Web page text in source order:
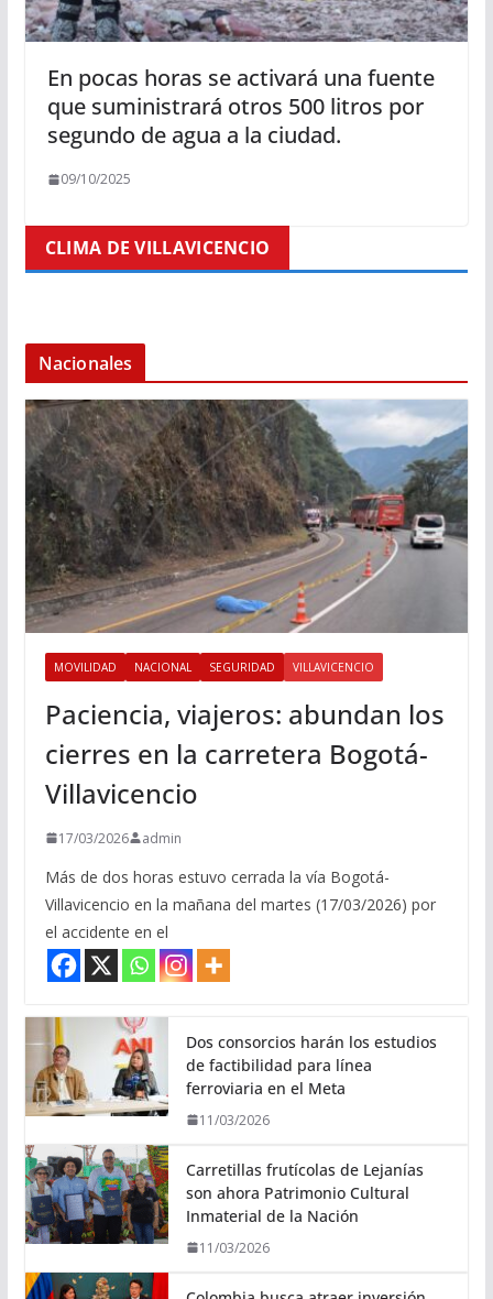
En pocas horas se activará una fuente
que suministrará otros 500 litros por
segundo de agua a la ciudad.
09/10/2025
CLIMA DE VILLAVICENCIO
Nacionales
MOVILIDAD NACIONAL SEGURIDAD VILLAVICENCIO
Paciencia, viajeros: abundan los
cierres en la carretera Bogotá-
Villavicencio
17/03/2026 admin
Más de dos horas estuvo cerrada la vía Bogotá-
Villavicencio en la mañana del martes (17/03/2026) por
el accidente en el
Dos consorcios harán los estudios
de factibilidad para línea
ferroviaria en el Meta
11/03/2026
Carretillas frutícolas de Lejanías
son ahora Patrimonio Cultural
Inmaterial de la Nación
11/03/2026